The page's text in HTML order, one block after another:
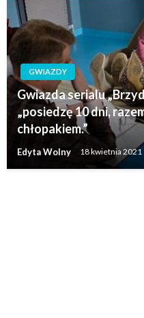
GWIAZDY
Gwiazda serialu
„posiedzę 10 dni,
chłopakiem.”
Edyta Wolny 18 kwietnia 2021